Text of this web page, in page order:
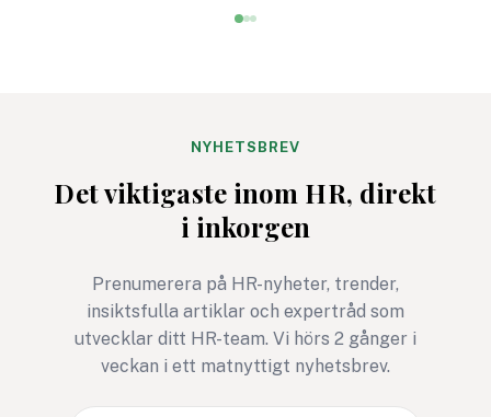
Bris stegutmaning 116 111
må bra är ett exempel där
rörelse, gemenskap och
gemensamt syfte.
tillit och
NYHETSBREV
Det viktigaste inom HR, direkt
i inkorgen
Prenumerera på HR-nyheter, trender,
insiktsfulla artiklar och expertråd som
utvecklar ditt HR-team. Vi hörs 2 gånger i
veckan i ett matnyttigt nyhetsbrev.